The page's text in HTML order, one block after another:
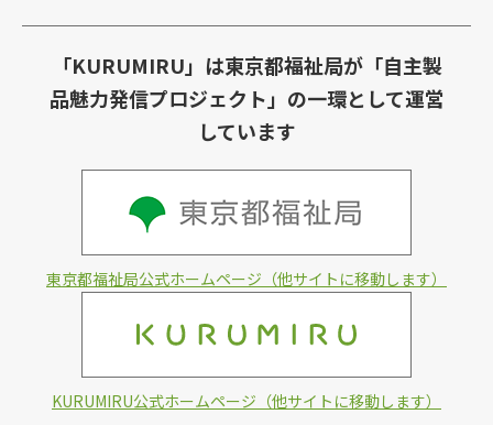
「KURUMIRU」は東京都福祉局が「自主製
品魅力発信プロジェクト」の一環として運営
しています
東京都福祉局公式ホームページ（他サイトに移動します）
KURUMIRU公式ホームページ（他サイトに移動します）